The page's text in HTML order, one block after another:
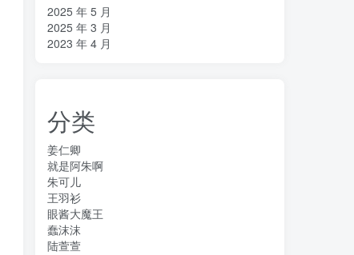
2025 年 5 月
2025 年 3 月
2023 年 4 月
分类
姜仁卿
就是阿朱啊
朱可儿
王羽衫
眼酱大魔王
蠢沫沫
陆萱萱